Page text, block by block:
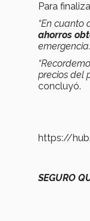
Para
“En cuanto
ahorros
emergencia.
precios del
concluyó.
https://
SEGURO